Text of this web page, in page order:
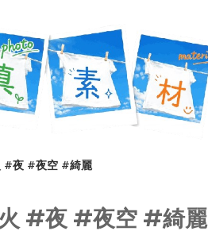
#夜 #夜空 #綺麗
#夜 #夜空 #綺麗